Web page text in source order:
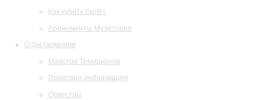
Как купить билет
Абонементы Музитория
О филармонии
Маэстро Темирканов
Правовая информация
Оркестры